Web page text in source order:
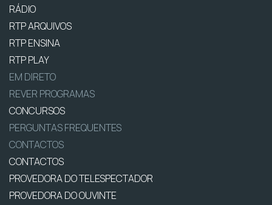
RÁDIO
RTP ARQUIVOS
RTP ENSINA
RTP PLAY
EM DIRETO
REVER PROGRAMAS
CONCURSOS
PERGUNTAS FREQUENTES
CONTACTOS
CONTACTOS
PROVEDORA DO TELESPECTADOR
PROVEDORA DO OUVINTE